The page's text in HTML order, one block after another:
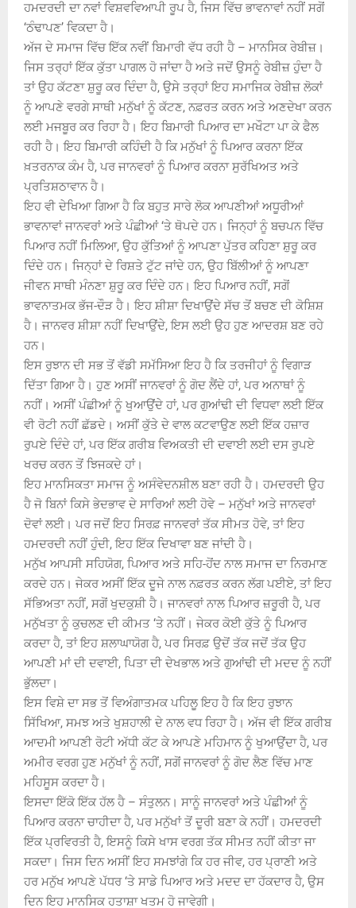
ਹਮਦਰਦੀ ਦਾ ਨਵਾਂ ਵਿਸ਼ਵਵਿਆਪੀ ਰੂਪ ਹੈ, ਜਿਸ ਵਿੱਚ ਭਾਵਨਾਵਾਂ ਨਹੀਂ ਸਗੋਂ
‘ਠੰਢਾਪਣ’ ਵਿਕਦਾ ਹੈ।
ਅੱਜ ਦੇ ਸਮਾਜ ਵਿੱਚ ਇੱਕ ਨਵੀਂ ਬਿਮਾਰੀ ਵੱਧ ਰਹੀ ਹੈ – ਮਾਨਸਿਕ ਰੇਬੀਜ਼।
ਜਿਸ ਤਰ੍ਹਾਂ ਇੱਕ ਕੁੱਤਾ ਪਾਗਲ ਹੋ ਜਾਂਦਾ ਹੈ ਅਤੇ ਜਦੋਂ ਉਸਨੂੰ ਰੇਬੀਜ਼ ਹੁੰਦਾ ਹੈ
ਤਾਂ ਉਹ ਕੱਟਣਾ ਸ਼ੁਰੂ ਕਰ ਦਿੰਦਾ ਹੈ, ਉਸੇ ਤਰ੍ਹਾਂ ਇਹ ਸਮਾਜਿਕ ਰੇਬੀਜ਼ ਲੋਕਾਂ
ਨੂੰ ਆਪਣੇ ਵਰਗੇ ਸਾਥੀ ਮਨੁੱਖਾਂ ਨੂੰ ਕੱਟਣ, ਨਫ਼ਰਤ ਕਰਨ ਅਤੇ ਅਣਦੇਖਾ ਕਰਨ
ਲਈ ਮਜਬੂਰ ਕਰ ਰਿਹਾ ਹੈ। ਇਹ ਬਿਮਾਰੀ ਪਿਆਰ ਦਾ ਮਖੌਟਾ ਪਾ ਕੇ ਫੈਲ
ਰਹੀ ਹੈ। ਇਹ ਬਿਮਾਰੀ ਕਹਿੰਦੀ ਹੈ ਕਿ ਮਨੁੱਖਾਂ ਨੂੰ ਪਿਆਰ ਕਰਨਾ ਇੱਕ
ਖ਼ਤਰਨਾਕ ਕੰਮ ਹੈ, ਪਰ ਜਾਨਵਰਾਂ ਨੂੰ ਪਿਆਰ ਕਰਨਾ ਸੁਰੱਖਿਅਤ ਅਤੇ
ਪ੍ਰਤਿਸ਼ਠਾਵਾਨ ਹੈ।
ਇਹ ਵੀ ਦੇਖਿਆ ਗਿਆ ਹੈ ਕਿ ਬਹੁਤ ਸਾਰੇ ਲੋਕ ਆਪਣੀਆਂ ਅਧੂਰੀਆਂ
ਭਾਵਨਾਵਾਂ ਜਾਨਵਰਾਂ ਅਤੇ ਪੰਛੀਆਂ ‘ਤੇ ਥੋਪਦੇ ਹਨ। ਜਿਨ੍ਹਾਂ ਨੂੰ ਬਚਪਨ ਵਿੱਚ
ਪਿਆਰ ਨਹੀਂ ਮਿਲਿਆ, ਉਹ ਕੁੱਤਿਆਂ ਨੂੰ ਆਪਣਾ ਪੁੱਤਰ ਕਹਿਣਾ ਸ਼ੁਰੂ ਕਰ
ਦਿੰਦੇ ਹਨ। ਜਿਨ੍ਹਾਂ ਦੇ ਰਿਸ਼ਤੇ ਟੁੱਟ ਜਾਂਦੇ ਹਨ, ਉਹ ਬਿੱਲੀਆਂ ਨੂੰ ਆਪਣਾ
ਜੀਵਨ ਸਾਥੀ ਮੰਨਣਾ ਸ਼ੁਰੂ ਕਰ ਦਿੰਦੇ ਹਨ। ਇਹ ਪਿਆਰ ਨਹੀਂ, ਸਗੋਂ
ਭਾਵਨਾਤਮਕ ਭੱਜ-ਦੌੜ ਹੈ। ਇਹ ਸ਼ੀਸ਼ਾ ਦਿਖਾਉਂਦੇ ਸੱਚ ਤੋਂ ਬਚਣ ਦੀ ਕੋਸ਼ਿਸ਼
ਹੈ। ਜਾਨਵਰ ਸ਼ੀਸ਼ਾ ਨਹੀਂ ਦਿਖਾਉਂਦੇ, ਇਸ ਲਈ ਉਹ ਹੁਣ ਆਦਰਸ਼ ਬਣ ਰਹੇ
ਹਨ।
ਇਸ ਰੁਝਾਨ ਦੀ ਸਭ ਤੋਂ ਵੱਡੀ ਸਮੱਸਿਆ ਇਹ ਹੈ ਕਿ ਤਰਜੀਹਾਂ ਨੂੰ ਵਿਗਾੜ
ਦਿੱਤਾ ਗਿਆ ਹੈ। ਹੁਣ ਅਸੀਂ ਜਾਨਵਰਾਂ ਨੂੰ ਗੋਦ ਲੈਂਦੇ ਹਾਂ, ਪਰ ਅਨਾਥਾਂ ਨੂੰ
ਨਹੀਂ। ਅਸੀਂ ਪੰਛੀਆਂ ਨੂੰ ਖੁਆਉਂਦੇ ਹਾਂ, ਪਰ ਗੁਆਂਢੀ ਦੀ ਵਿਧਵਾ ਲਈ ਇੱਕ
ਵੀ ਰੋਟੀ ਨਹੀਂ ਛੱਡਦੇ। ਅਸੀਂ ਕੁੱਤੇ ਦੇ ਵਾਲ ਕਟਵਾਉਣ ਲਈ ਇੱਕ ਹਜ਼ਾਰ
ਰੁਪਏ ਦਿੰਦੇ ਹਾਂ, ਪਰ ਇੱਕ ਗਰੀਬ ਵਿਅਕਤੀ ਦੀ ਦਵਾਈ ਲਈ ਦਸ ਰੁਪਏ
ਖਰਚ ਕਰਨ ਤੋਂ ਝਿਜਕਦੇ ਹਾਂ।
ਇਹ ਮਾਨਸਿਕਤਾ ਸਮਾਜ ਨੂੰ ਅਸੰਵੇਦਨਸ਼ੀਲ ਬਣਾ ਰਹੀ ਹੈ। ਹਮਦਰਦੀ ਉਹ
ਹੈ ਜੋ ਬਿਨਾਂ ਕਿਸੇ ਭੇਦਭਾਵ ਦੇ ਸਾਰਿਆਂ ਲਈ ਹੋਵੇ – ਮਨੁੱਖਾਂ ਅਤੇ ਜਾਨਵਰਾਂ
ਦੋਵਾਂ ਲਈ। ਪਰ ਜਦੋਂ ਇਹ ਸਿਰਫ਼ ਜਾਨਵਰਾਂ ਤੱਕ ਸੀਮਤ ਹੋਵੇ, ਤਾਂ ਇਹ
ਹਮਦਰਦੀ ਨਹੀਂ ਹੁੰਦੀ, ਇਹ ਇੱਕ ਦਿਖਾਵਾ ਬਣ ਜਾਂਦੀ ਹੈ।
ਮਨੁੱਖ ਆਪਸੀ ਸਹਿਯੋਗ, ਪਿਆਰ ਅਤੇ ਸਹਿ-ਹੋਂਦ ਨਾਲ ਸਮਾਜ ਦਾ ਨਿਰਮਾਣ
ਕਰਦੇ ਹਨ। ਜੇਕਰ ਅਸੀਂ ਇੱਕ ਦੂਜੇ ਨਾਲ ਨਫ਼ਰਤ ਕਰਨ ਲੱਗ ਪਈਏ, ਤਾਂ ਇਹ
ਸੱਭਿਅਤਾ ਨਹੀਂ, ਸਗੋਂ ਖੁਦਕੁਸ਼ੀ ਹੈ। ਜਾਨਵਰਾਂ ਨਾਲ ਪਿਆਰ ਜ਼ਰੂਰੀ ਹੈ, ਪਰ
ਮਨੁੱਖਤਾ ਨੂੰ ਕੁਚਲਣ ਦੀ ਕੀਮਤ ‘ਤੇ ਨਹੀਂ। ਜੇਕਰ ਕੋਈ ਕੁੱਤੇ ਨੂੰ ਪਿਆਰ
ਕਰਦਾ ਹੈ, ਤਾਂ ਇਹ ਸ਼ਲਾਘਾਯੋਗ ਹੈ, ਪਰ ਸਿਰਫ਼ ਉਦੋਂ ਤੱਕ ਜਦੋਂ ਤੱਕ ਉਹ
ਆਪਣੀ ਮਾਂ ਦੀ ਦਵਾਈ, ਪਿਤਾ ਦੀ ਦੇਖਭਾਲ ਅਤੇ ਗੁਆਂਢੀ ਦੀ ਮਦਦ ਨੂੰ ਨਹੀਂ
ਭੁੱਲਦਾ।
ਇਸ ਵਿਸ਼ੇ ਦਾ ਸਭ ਤੋਂ ਵਿਅੰਗਾਤਮਕ ਪਹਿਲੂ ਇਹ ਹੈ ਕਿ ਇਹ ਰੁਝਾਨ
ਸਿੱਖਿਆ, ਸਮਝ ਅਤੇ ਖੁਸ਼ਹਾਲੀ ਦੇ ਨਾਲ ਵਧ ਰਿਹਾ ਹੈ। ਅੱਜ ਵੀ ਇੱਕ ਗਰੀਬ
ਆਦਮੀ ਆਪਣੀ ਰੋਟੀ ਅੱਧੀ ਕੱਟ ਕੇ ਆਪਣੇ ਮਹਿਮਾਨ ਨੂੰ ਖੁਆਉਂਦਾ ਹੈ, ਪਰ
ਅਮੀਰ ਵਰਗ ਹੁਣ ਮਨੁੱਖਾਂ ਨੂੰ ਨਹੀਂ, ਸਗੋਂ ਜਾਨਵਰਾਂ ਨੂੰ ਗੋਦ ਲੈਣ ਵਿੱਚ ਮਾਣ
ਮਹਿਸੂਸ ਕਰਦਾ ਹੈ।
ਇਸਦਾ ਇੱਕੋ ਇੱਕ ਹੱਲ ਹੈ – ਸੰਤੁਲਨ। ਸਾਨੂੰ ਜਾਨਵਰਾਂ ਅਤੇ ਪੰਛੀਆਂ ਨੂੰ
ਪਿਆਰ ਕਰਨਾ ਚਾਹੀਦਾ ਹੈ, ਪਰ ਮਨੁੱਖਾਂ ਤੋਂ ਦੂਰੀ ਬਣਾ ਕੇ ਨਹੀਂ। ਹਮਦਰਦੀ
ਇੱਕ ਪ੍ਰਵਿਰਤੀ ਹੈ, ਇਸਨੂੰ ਕਿਸੇ ਖਾਸ ਵਰਗ ਤੱਕ ਸੀਮਤ ਨਹੀਂ ਕੀਤਾ ਜਾ
ਸਕਦਾ। ਜਿਸ ਦਿਨ ਅਸੀਂ ਇਹ ਸਮਝਾਂਗੇ ਕਿ ਹਰ ਜੀਵ, ਹਰ ਪ੍ਰਾਣੀ ਅਤੇ
ਹਰ ਮਨੁੱਖ ਆਪਣੇ ਪੱਧਰ ‘ਤੇ ਸਾਡੇ ਪਿਆਰ ਅਤੇ ਮਦਦ ਦਾ ਹੱਕਦਾਰ ਹੈ, ਉਸ
ਦਿਨ ਇਹ ਮਾਨਸਿਕ ਹਤਾਸ਼ਾ ਖਤਮ ਹੋ ਜਾਵੇਗੀ।